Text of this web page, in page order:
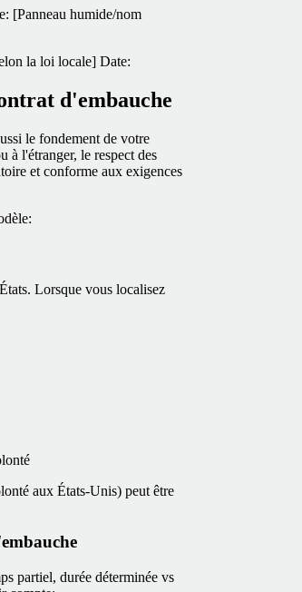
[Panneau humide/nom
la loi locale] Date:
d'embauche
le fondement de votre
à l'étranger, le respect des
et conforme aux exigences
Lorsque vous localisez
aux États-Unis) peut être
partiel, durée déterminée vs